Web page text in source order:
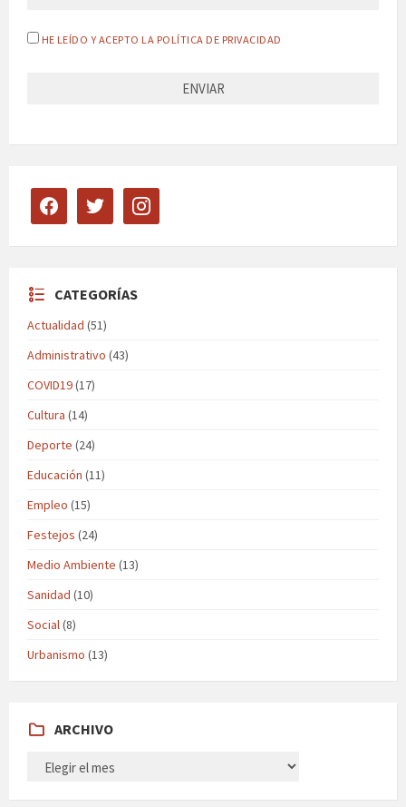
HE LEÍDO Y ACEPTO LA POLÍTICA DE PRIVACIDAD
facebook twitter instagram
CATEGORÍAS
Actualidad (51)
Administrativo (43)
COVID19(17)
Cultura (14)
Deporte (24)
Educación (11)
Empleo (15)
Festejos (24)
Medio Ambiente (13)
Sanidad (10)
Social(8)
Urbanismo (13)
ARCHIVO